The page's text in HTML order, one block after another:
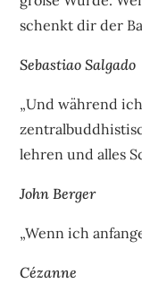
schenkt dir der
Sebastiao Salgado
„Und während
lehren und alles
John Berger
„Wenn ich
Cézanne